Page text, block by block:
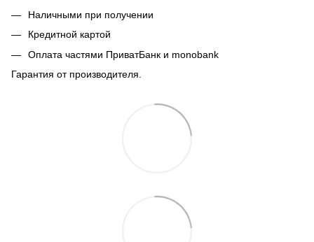
Наличными при получении
Кредитной картой
Оплата частями ПриватБанк и monobank
Гарантия от производителя.